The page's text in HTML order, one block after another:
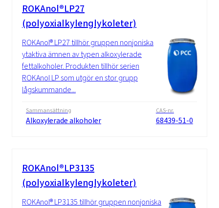
ROKAnol®LP27
(polyoxialkylenglykoleter)
ROKAnol® LP27 tillhör gruppen nonjoniska
ytaktiva ämnen av typen alkoxylerade
fettalkoholer. Produkten tillhör serien
ROKAnol LP som utgör en stor grupp
lågskummande...
Sammansättning
Alkoxylerade alkoholer
CAS-nr.
68439-51-0
ROKAnol®LP3135
(polyoxialkylenglykoleter)
ROKAnol® LP3135 tillhör gruppen nonjoniska